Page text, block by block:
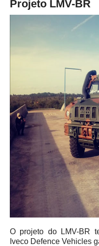
Projeto LMV-BR
O projeto do LMV-BR
Iveco Defence Vehicles